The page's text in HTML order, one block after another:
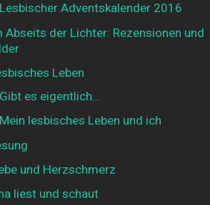
Lesbischer Adventskalender 2016
Abseits der Lichter: Rezensionen und
Leben
Gibt es eigentlich…
Mein lesbisches Leben und ich
und Herzschmerz
liest und schaut